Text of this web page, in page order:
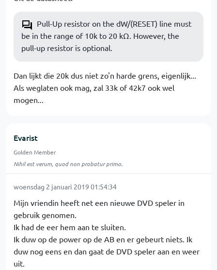
Pull-Up resistor on the dW/(RESET) line must
be in the range of 10k to 20 kΩ. However, the
pull-up resistor is optional.
Dan lijkt die 20k dus niet zo'n harde grens, eigenlijk...
Als weglaten ook mag, zal 33k of 42k7 ook wel
mogen...
Evarist
Golden Member
Nihil est verum, quod non probatur primo.
woensdag 2 januari 2019 01:54:34
Mijn vriendin heeft net een nieuwe DVD speler in
gebruik genomen.
Ik had de eer hem aan te sluiten.
Ik duw op de power op de AB en er gebeurt niets. Ik
duw nog eens en dan gaat de DVD speler aan en weer
uit.